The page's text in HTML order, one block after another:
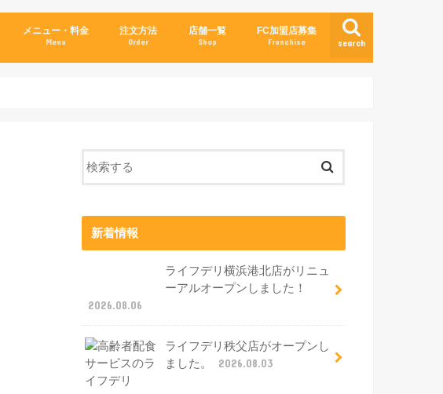
search
メニュー・料金
Menu
注文方法
Order
店舗一覧
Shop
FC加盟店募集
Franchise
新着情報
ライフデリ横浜港北店がリニュ
ーアルオープンしました！
2026.08.06
ライフデリ秩父店がオープンし
ました。
2026.08.03